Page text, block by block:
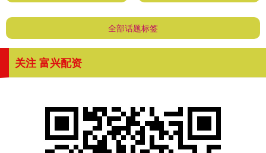
全部话题标签
关注 富兴配资